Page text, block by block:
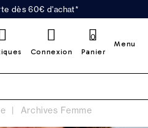
dès 60€ d'achat*
Connexion Panier
0
Menu
Archives Femme